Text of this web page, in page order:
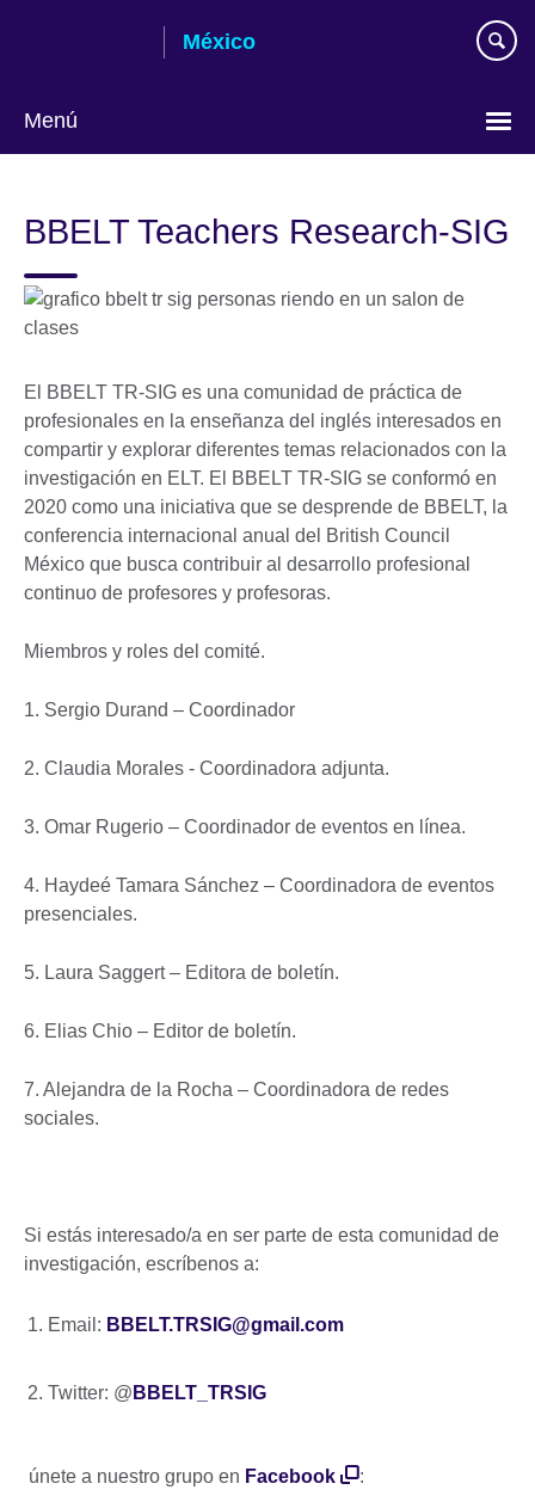
México
Menú
language
BBELT Teachers Research-SIG
El BBELT TR-SIG es una comunidad de práctica de
profesionales en la enseñanza del inglés interesados en
compartir y explorar diferentes temas relacionados con la
investigación en ELT. El BBELT TR-SIG se conformó en
2020 como una iniciativa que se desprende de BBELT, la
conferencia internacional anual del British Council
México que busca contribuir al desarrollo profesional
continuo de profesores y profesoras.
Miembros y roles del comité.
1. Sergio Durand – Coordinador
2. Claudia Morales - Coordinadora adjunta.
3. Omar Rugerio – Coordinador de eventos en línea.
4. Haydeé Tamara Sánchez – Coordinadora de eventos
presenciales.
5. Laura Saggert – Editora de boletín.
6. Elias Chio – Editor de boletín.
7. Alejandra de la Rocha – Coordinadora de redes
sociales.
Si estás interesado/a en ser parte de esta comunidad de
investigación, escríbenos a:
Email: BBELT.TRSIG@gmail.com
Twitter: @ BBELT_TRSIG
únete a nuestro grupo en Facebook :